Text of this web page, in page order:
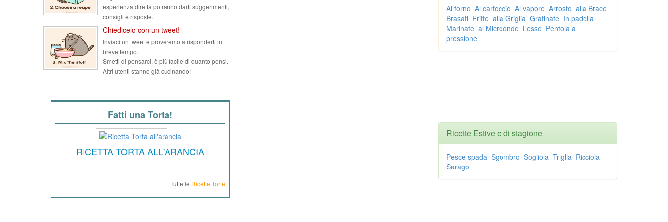
esperienza diretta potranno darti suggerimenti,
consigli e risposte.
Chiedicelo con un tweet!
Inviaci un tweet e proveremo a risponderti in
breve tempo.
Smetti di pensarci, è più facile di quanto pensi.
Altri utenti stanno già cucinando!
Fatti una Torta!
RICETTA TORTA ALL'ARANCIA
Tutte le Ricette Torte
Al forno Al cartoccio Al vapore Arrosto alla Brace
Brasati Fritte alla Griglia Gratinate In padella
Marinate al Microonde Lesse Pentola a
pressione
Ricette Estive e di stagione
Pesce spada Sgombro Sogliola Triglia Ricciola
Sarago